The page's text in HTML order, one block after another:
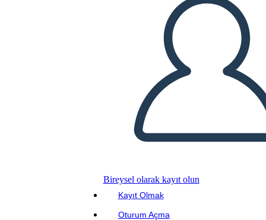
Bireysel olarak kayıt olun
Kayıt Olmak
Oturum Açma
BİR HİKAYE PANOSU OLUŞTUR
SLAYT GÖSTERİSİNİ OYNAT
BENİ OKU